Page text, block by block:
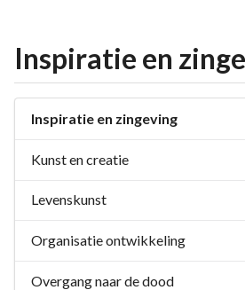
Inspiratie en
Inspiratie en zingeving
Kunst en creatie
Levenskunst
Organisatie ontwikkeling
Overgang naar de dood